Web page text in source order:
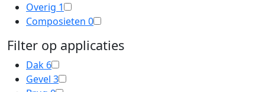
Overig 1
Composieten 0
Filter op applicaties
Dak 6
Gevel 3